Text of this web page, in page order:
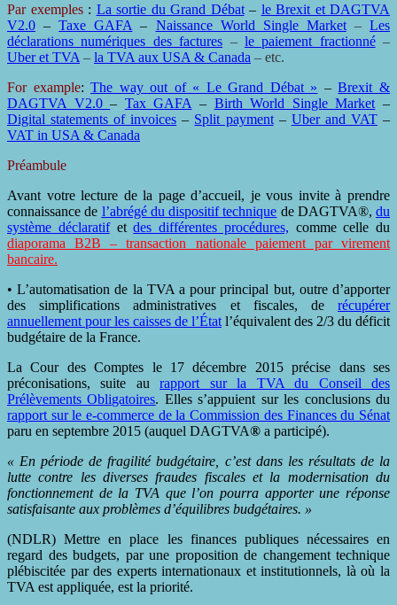
Par exemples: La sortie du Grand Débat– le Brexit et DAGTVA
V2.0 –Taxe GAFA – Naissance World Single Market –Les
déclarations numériques des factures – le paiement fractionné–
Uber et TVA – la TVA aux USA & Canada – etc.
For example:The way out of « Le Grand Débat » –Brexit &
DAGTVA V2.0– Tax GAFA – Birth World Single Market –
Digital statements of invoices – Split payment– Uber and VAT–
VAT in USA & Canada
Préambule
Avant votre lecture de la page d’accueil, je vous invite à prendre
connaissance de l’abrégé du dispositif technique de DAGTVA®, du
système déclaratifetdes différentes procédures, comme celle du
diaporama B2B – transaction nationale paiement par virement
bancaire.
• L’automatisation de la TVA a pour principal but, outre d’apporter
des simplifications administratives et fiscales, de récupérer
annuellement pour les caisses de l’État l’équivalent des 2/3 du déficit
budgétaire de la France.
La Cour des Comptes le 17 décembre 2015 précise dans ses
préconisations, suite aurapport sur la TVA du Conseil des
Prélèvements Obligatoires. Elles s’appuient sur les conclusions du
rapport sur le e-commerce de la Commission des Finances du Sénat
paru en septembre 2015 (auquel DAGTVA® a participé).
« En période de fragilité budgétaire, c’est dans les résultats de la
lutte contre les diverses fraudes fiscales et la modernisation du
fonctionnement de la TVA que l’on pourra apporter une réponse
satisfaisante aux problèmes d’équilibres budgétaires. »
(NDLR) Mettre en place les finances publiques nécessaires en
regard des budgets, par une proposition de changement technique
plébiscitée par des experts internationaux et institutionnels, là où la
TVA est appliquée, est la priorité.